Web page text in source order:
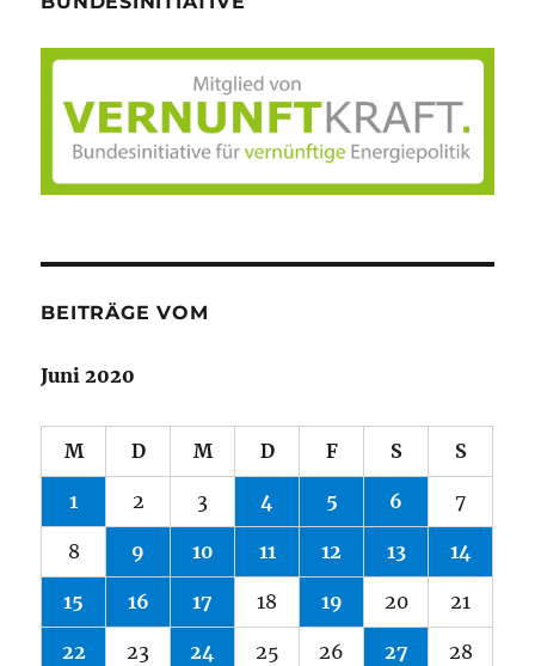
BEITRÄGE VOM
Juni 2020
M D M D F S S
1 2 3 4 5 6 7
8 9 10 11 12 13 14
15 16 17 18 19 20 21
22 23 24 25 26 27 28